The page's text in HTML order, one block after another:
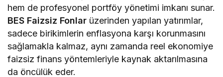
hem de profesyonel portföy yönetimi imkanı sunar.
BES Faizsiz Fonlar üzerinden yapılan yatırımlar,
sadece birikimlerin enflasyona karşı korunmasını
sağlamakla kalmaz, aynı zamanda reel ekonomiye
faizsiz finans yöntemleriyle kaynak aktarılmasına
da öncülük eder.